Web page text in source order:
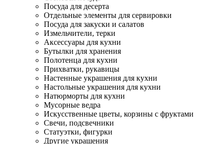
Посуда для десерта
Отдельные элементы для сервировки
Посуда для закуски и салатов
Измельчители, терки
Аксессуары для кухни
Бутылки для хранения
Полотенца для кухни
Прихватки, рукавицы
Настенные украшения для кухни
Настольные украшения для кухни
Натюрморты для кухни
Мусорные ведра
Искусственные цветы, корзины с фруктами
Свечи, подсвечники
Статуэтки, фигурки
Другие украшения